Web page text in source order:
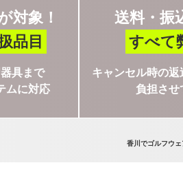
香川でゴルフウ
対象！
品目
具まで
ムに対応
送料・振
すべて
キャンセル時の
負担させ